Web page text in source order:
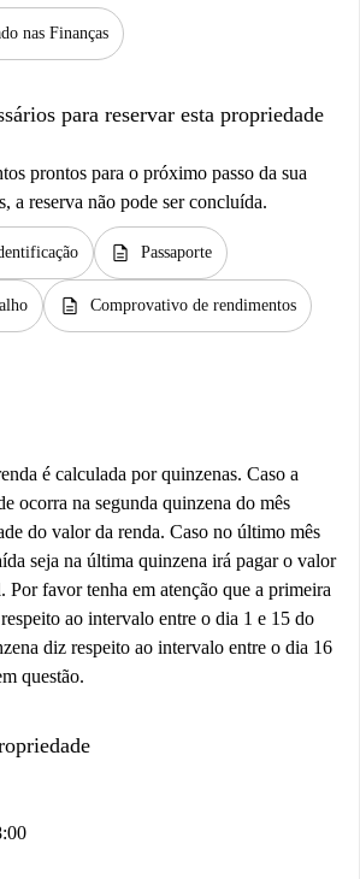
nas Finanças
para reservar esta propriedade
prontos para o próximo passo da sua
a reserva não pode ser concluída.
description Passaporte
description Comprovativo de rendimentos
é calculada por quinzenas. Caso a
ocorra na segunda quinzena do mês
do valor da renda. Caso no último mês
seja na última quinzena irá pagar o valor
Por favor tenha em atenção que a primeira
ao intervalo entre o dia 1 e 15 do
diz respeito ao intervalo entre o dia 16
questão.